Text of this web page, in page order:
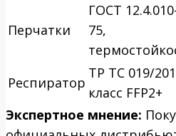
Перчатки
ГОСТ
75,
Респиратор
ТР ТС 019/
класс FFP2+
Экспертное мнение: